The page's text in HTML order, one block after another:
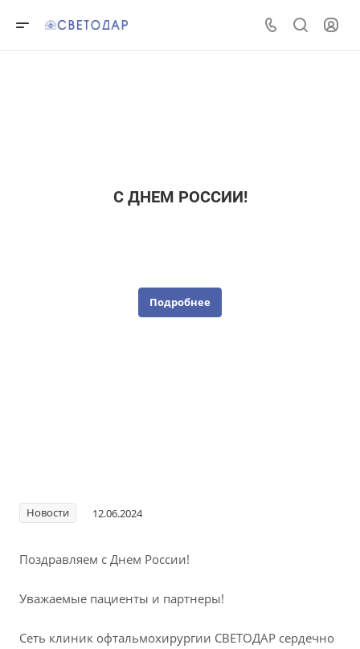
С ДНЕМ РОССИИ!
Подробнее
Новости 12.06.2024
Поздравляем с Днем России!
Уважаемые пациенты и партнеры!
Сеть клиник офтальмохирургии СВЕТОДАР сердечно